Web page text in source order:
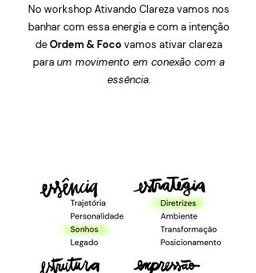
No workshop Ativando Clareza vamos nos
banhar com essa energia e com a intenção
deOrdem & Focovamos ativar clareza
paraum movimento em conexão com a
essência.